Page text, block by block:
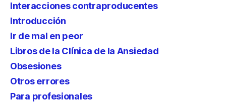
Interacciones contraproducentes
Introducción
Ir de mal en peor
Libros de la Clínica de la Ansiedad
Obsesiones
Otros errores
Para profesionales